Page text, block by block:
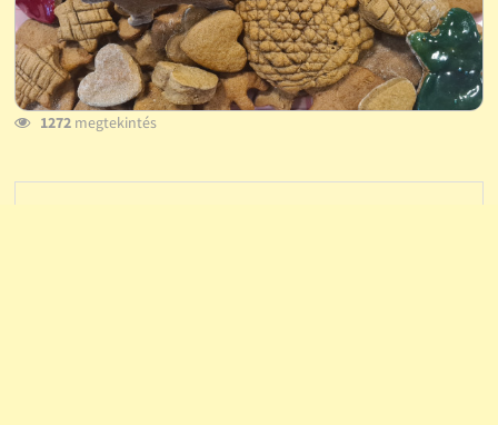
1272megtekintés